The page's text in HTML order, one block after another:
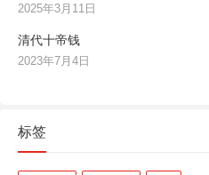
2025年3月11日
清代十帝钱
2023年7月4日
标签